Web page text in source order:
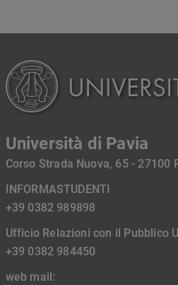
Università di Pavia
Corso Strada Nuova, 65 - 27100
INFORMASTUDENTI
+39 0382 989898
Ufficio Relazioni con il Pubblico
+39 0382 984450
web mail: